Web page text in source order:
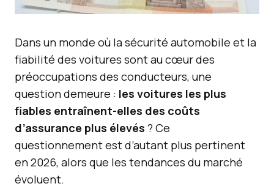
Dans un monde où la sécurité automobile et la
fiabilité des voitures sont au cœur des
préoccupations des conducteurs, une
question demeure : les voitures les plus
fiables entraînent-elles des coûts
d’assurance plus élevés ? Ce
questionnement est d’autant plus pertinent
en 2026, alors que les tendances du marché
évoluent.